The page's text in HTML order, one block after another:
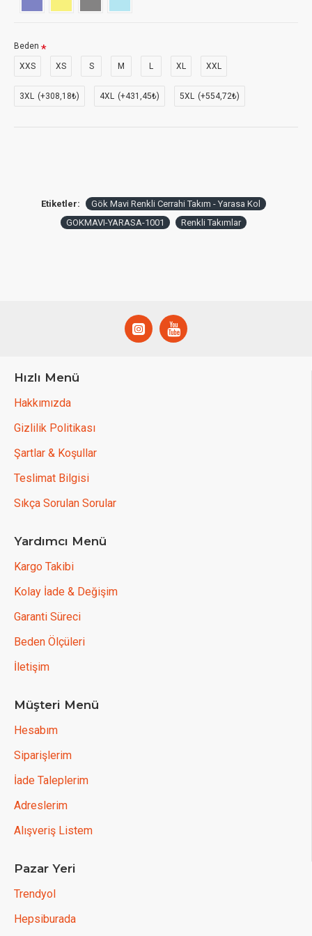
Beden
XXS XS S M L XL XXL
3XL (+308,18₺) 4XL (+431,45₺) 5XL (+554,72₺)
Etiketler:
Gök Mavi Renkli Cerrahi Takım - Yarasa Kol
GOKMAVI-YARASA-1001
Renkli Takımlar
Hızlı Menü
Hakkımızda
Gizlilik Politikası
Şartlar & Koşullar
Teslimat Bilgisi
Sıkça Sorulan Sorular
Yardımcı Menü
Kargo Takibi
Kolay İade & Değişim
Garanti Süreci
Beden Ölçüleri
İletişim
Müşteri Menü
Hesabım
Siparişlerim
İade Taleplerim
Adreslerim
Alışveriş Listem
Pazar Yeri
Trendyol
Hepsiburada